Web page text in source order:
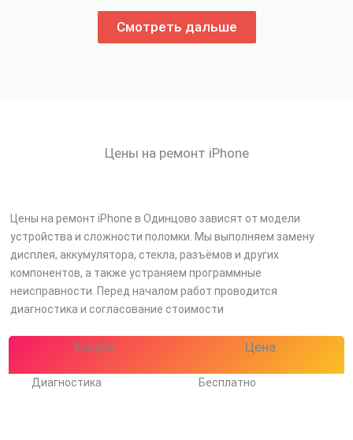
Смотреть дальше
Цены на ремонт iPhone
Цены на ремонт iPhone в Одинцово зависят от модели
устройства и сложности поломки. Мы выполняем замену
дисплея, аккумулятора, стекла, разъёмов и других
компонентов, а также устраняем программные
неисправности. Перед началом работ проводится
диагностика и согласование стоимости
Услуга Цена
Диагностика Бесплатно